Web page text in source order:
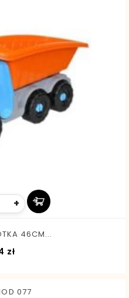
+
46CM...
złCena
077